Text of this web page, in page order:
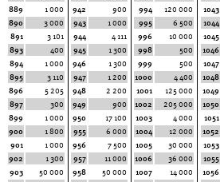
889
1 000
890
3 000
891
3 101
893
400
894
1 000
895
3 110
896
5 205
897
300
899
1 000
900
1 800
901
1 000
902
1 300
903
50 000
942
900
943
1 000
944
4 111
945
1 300
946
1 300
947
1 200
948
2 200
949
900
950
17 100
955
6 000
956
7 500
957
11 000
958
50 000
994
120 000
995
6 500
996
10 000
998
500
999
500
1000
4 400
1001
125 000
1002
205 000
1003
4 000
1004
12 000
1005
30 000
1006
36 000
1007
14 000
1043
1044
1045
1046
1047
1048
1049
1050
1051
1052
1053
1055
1056